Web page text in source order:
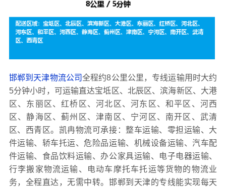
邯郸到天津物流公司全程约8公里公里，专线运输用时大约
5分钟小时，可运输直达宝坻区、北辰区、滨海新区、大港
区、东丽区、红桥区、河北区、河东区、和平区、河西
区、静海区、蓟州区、津南区、宁河区、南开区、武清
区、西青区。凯冉物流可承接：整车运输、零担运输、大
件运输、轿车托运、危险品运输、机械设备运输、汽车配
件运输、食品饮料运输、办公家具运输、电子电器运输、
行李搬家物流运输、电动车摩托车托运等货物的物流业
务，全程直达，无需中转。邯郸到天津的专线能实现每天